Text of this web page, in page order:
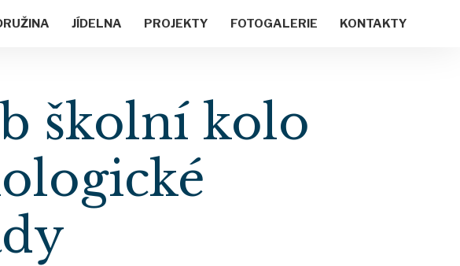
JÍDELNA PROJEKTY FOTOGALERIE KONTAKTY
školní kolo